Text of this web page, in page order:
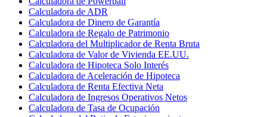
Calculadora de ADR
Calculadora de Dinero de Garantía
Calculadora de Regalo de Patrimonio
Calculadora del Multiplicador de Renta Bruta
Calculadora de Valor de Vivienda EE.UU.
Calculadora de Hipoteca Solo Interés
Calculadora de Aceleración de Hipoteca
Calculadora de Renta Efectiva Neta
Calculadora de Ingresos Operativos Netos
Calculadora de Tasa de Ocupación